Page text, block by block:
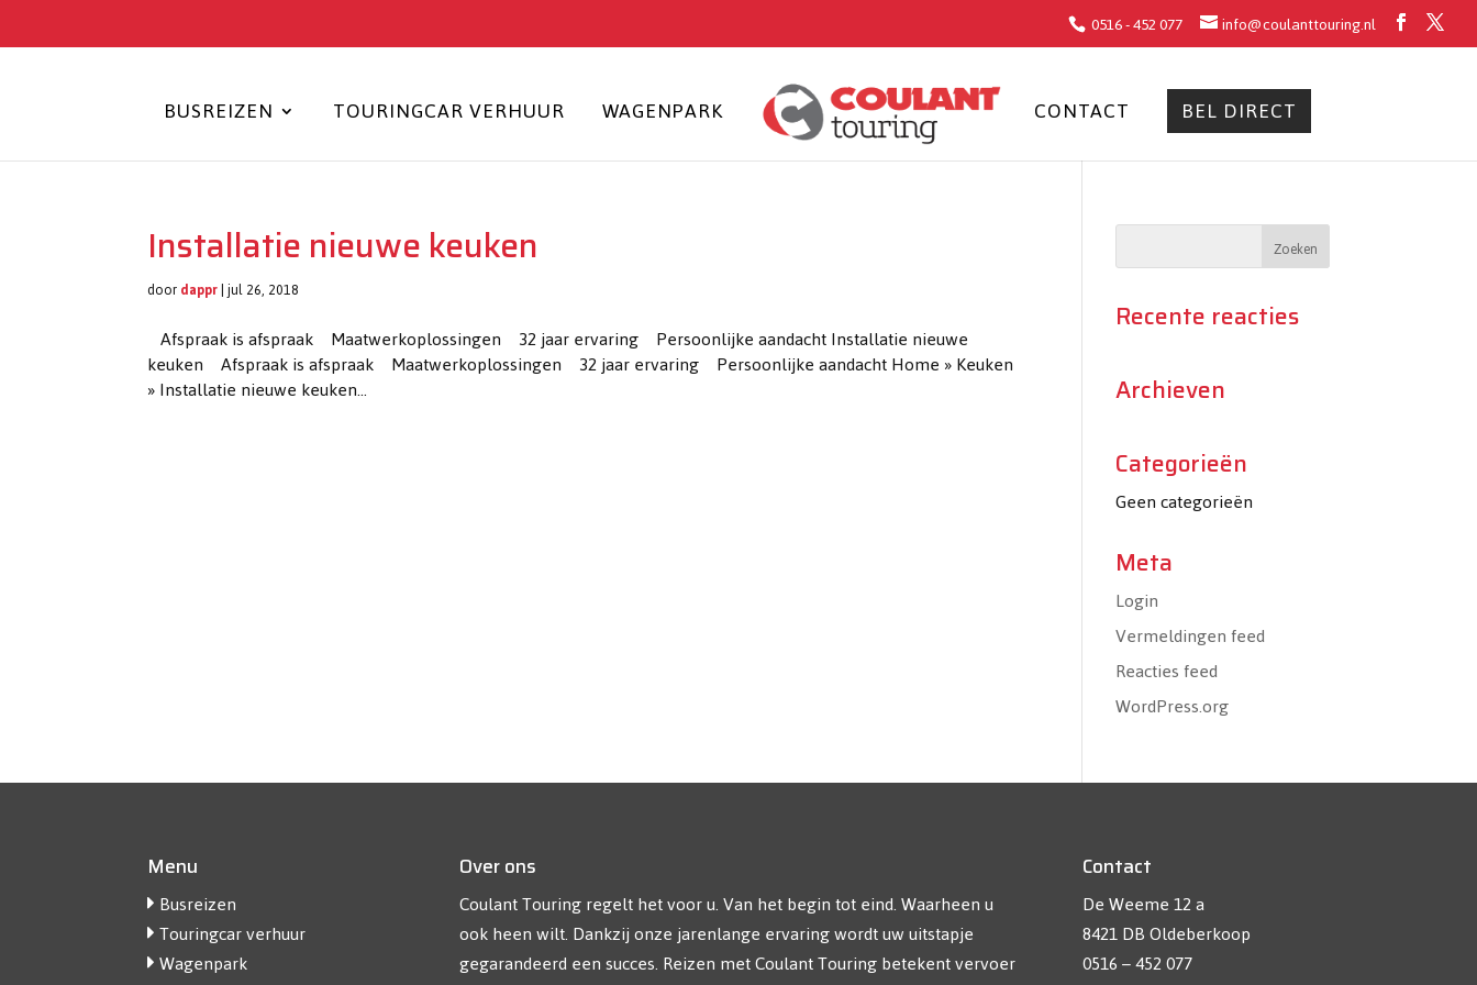
0516 - 452 077 info@coulanttouring.nl
BUSREIZEN TOURINGCAR VERHUUR WAGENPARK CONTACT BEL DIRECT
Installatie nieuwe keuken
doordappr|jul 26, 2018
Afspraak is afspraak Maatwerkoplossingen 32 jaar ervaring Persoonlijke aandacht Installatie nieuwe
keuken Afspraak is afspraak Maatwerkoplossingen 32 jaar ervaring Persoonlijke aandacht Home » Keuken
» Installatie nieuwe keuken...
Recente reacties
Archieven
Categorieën
Geen categorieën
Meta
Login
Vermeldingen feed
Reacties feed
WordPress.org
Menu
Busreizen
Touringcar verhuur
Wagenpark
Over ons
Coulant Touring regelt het voor u. Van het begin tot eind. Waarheen u
ook heen wilt. Dankzij onze jarenlange ervaring wordt uw uitstapje
gegarandeerd een succes. Reizen met Coulant Touring betekent vervoer
Contact
De Weeme 12 a
8421 DB Oldeberkoop
0516 – 452 077